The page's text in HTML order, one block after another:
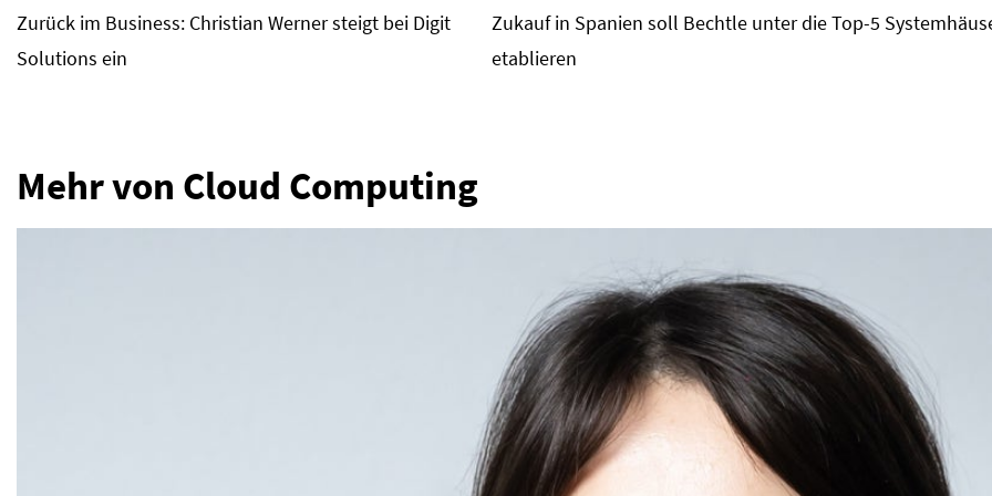
Zurück im Business: Christian Werner steigt bei Digit
Solutions ein
Zukauf in Spanien soll Bechtle unter die Top-5
etablieren
Mehr von Cloud Computing